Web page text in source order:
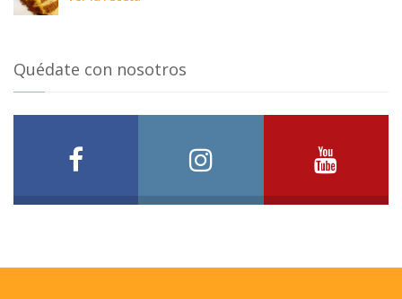
Quédate con nosotros